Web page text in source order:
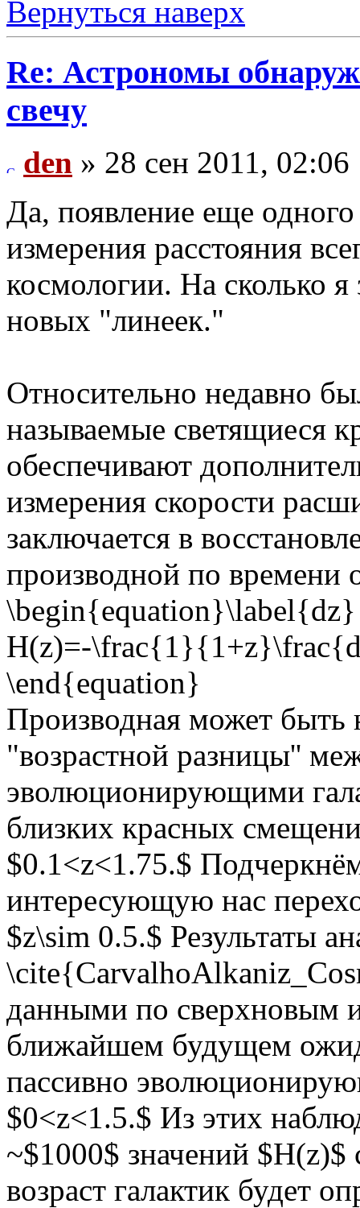
Вернуться наверх
Re: Астрономы
свечу
den » 28 сен 2011, 02:06
Да, появление еще
измерения расстояния
космологии. На сколько я
новых "линеек."
Относительно недавно
называемые светящиеся
обеспечивают
измерения скорости
заключается в
производной по времени
\begin{equation}\label{dz}
H(z)=-
\end{equation}
Производная может быть
"возрастной разницы''
эволюционирующими
близких красных
$0.1<z<1.75.$
интересующую нас
$z\sim 0.5.$ Результаты
данными по сверхновым
ближайшем будущем
пассивно
$0<z<1.5.$ Из этих
~$1000$ значений
возраст галактик будет